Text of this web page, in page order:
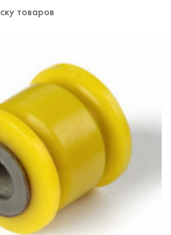
товаров